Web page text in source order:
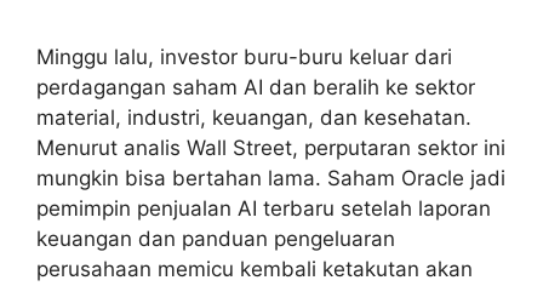
Minggu lalu, investor buru-buru keluar dari
perdagangan saham AI dan beralih ke sektor
material, industri, keuangan, dan kesehatan.
Menurut analis Wall Street, perputaran sektor ini
mungkin bisa bertahan lama. Saham Oracle jadi
pemimpin penjualan AI terbaru setelah laporan
keuangan dan panduan pengeluaran
perusahaan memicu kembali ketakutan akan